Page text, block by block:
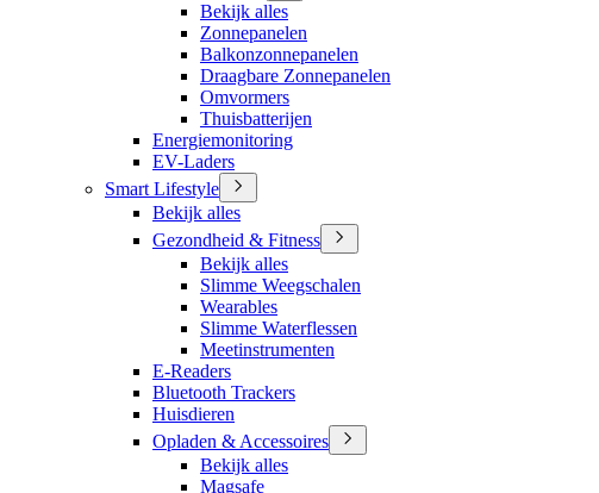
Bekijk alles
Zonnepanelen
Balkonzonnepanelen
Draagbare Zonnepanelen
Omvormers
Thuisbatterijen
Energiemonitoring
EV-Laders
Smart Lifestyle
Bekijk alles
Gezondheid & Fitness
Bekijk alles
Slimme Weegschalen
Wearables
Slimme Waterflessen
Meetinstrumenten
E-Readers
Bluetooth Trackers
Huisdieren
Opladen & Accessoires
Bekijk alles
Magsafe